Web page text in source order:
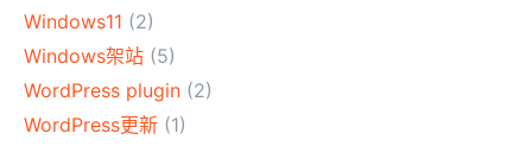
Windows11 (2)
Windows架站 (5)
WordPress plugin (2)
WordPress更新 (1)